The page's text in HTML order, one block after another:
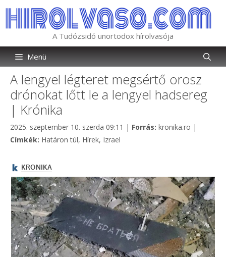
tartalomba
A Tudózsidó unortodox hírolvasója
Menü
A lengyel légteret megsértő orosz
drónokat lőtt le a lengyel hadsereg
| Krónika
2025. szeptember 10. szerda 09:11 | Forrás: Kategória
kronika.ro |
Címkék: Címkék
Határon túl, Hírek, Izrael